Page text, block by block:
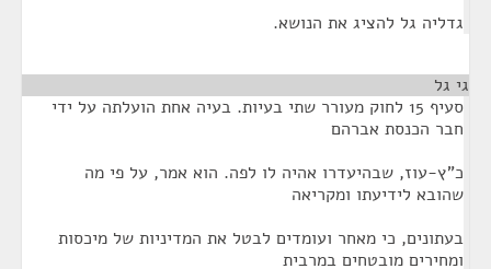
גדליה גל להציג את הנושא.
גי גל
סעיף 15 לחוק מעורר שתי בעיות. בעיה אחת הועלתה על ידי
חבר הכנסת אברהם
כ"ץ-עוז, שבהיעדרו אהיה לו לפה. הוא אמר, על פי מה
שהובא לידיעתו ומקריאה
בעתונים, כי מאחר ועומדים לבטל את המדיניות של מיכסות
ומחירים מובטחים במרבית